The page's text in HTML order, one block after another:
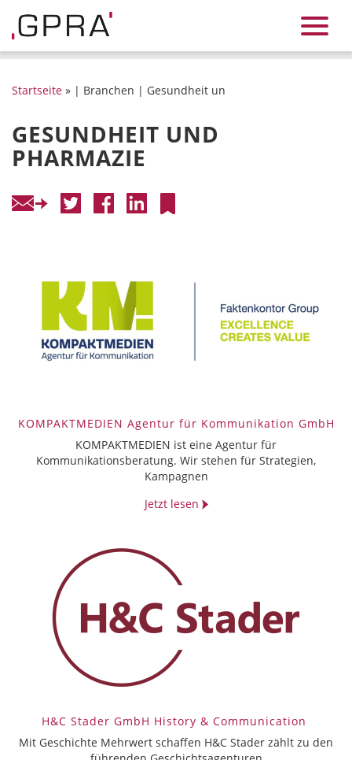
Startseite » | Branchen | Gesundheit un
GESUNDHEIT UND
PHARMAZIE
KOMPAKTMEDIEN Agentur für Kommunikation GmbH
KOMPAKTMEDIEN ist eine Agentur für
Kommunikationsberatung. Wir stehen für Strategien,
Kampagnen
Jetzt lesen
H&C Stader GmbH History & Communication
Mit Geschichte Mehrwert schaffen H&C Stader zählt zu den